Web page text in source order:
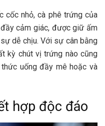
cốc nhỏ, cà phê trứng của
cảm giác, được giữ ấm
dễ chịu. Với sự cân bằng
kỳ chút vị trứng nào cũng
uống đầy mê hoặc và
hợp độc đáo